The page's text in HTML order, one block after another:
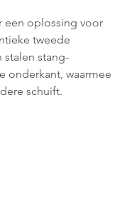
een oplossing voor
tweede
stang-
onderkant, waarmee
schuift.